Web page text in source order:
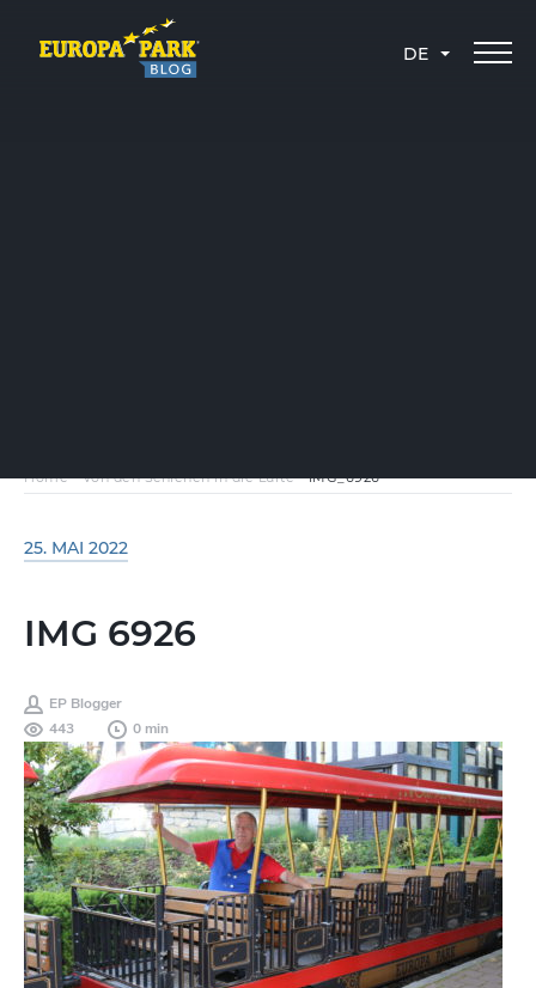
DE
Home-Von den Schienen in die Lüfte-IMG_6926
25. MAI 2022
IMG 6926
EP Blogger
443
0 min